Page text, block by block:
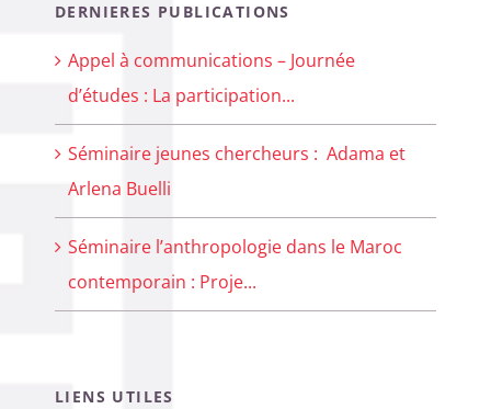
DERNIERES PUBLICATIONS
Appel à communications – Journée
d’études : La participation...
Séminaire jeunes chercheurs : Adama et
Arlena Buelli
Séminaire l’anthropologie dans le Maroc
contemporain : Proje...
LIENS UTILES